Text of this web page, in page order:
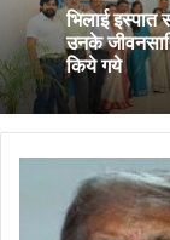
भिलाई
उनके
किये गये